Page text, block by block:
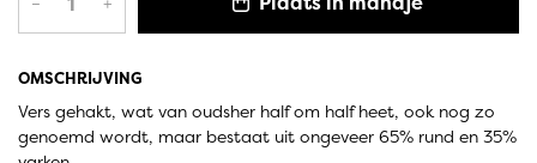
OMSCHRIJVING
Vers gehakt, wat van oudsher half om half heet, ook nog zo
genoemd wordt, maar bestaat uit ongeveer 65% rund en 35%